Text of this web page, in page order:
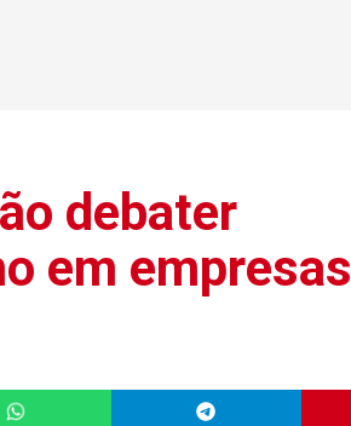
debater
em empresas